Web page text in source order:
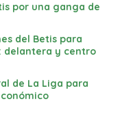
por una ganga de
del Betis para
delantera y centro
de La Liga para